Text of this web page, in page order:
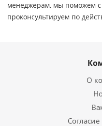
менеджерам, мы поможем
проконсультируем по
О